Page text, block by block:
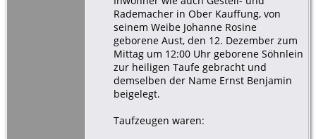
Rademacher in Ober Kauffung, von
seinem Weibe Johanne Rosine
geborene Aust, den 12. Dezember zum
Mittag um 12:00 Uhr geborene Söhnlein
zur heiligen Taufe gebracht und
demselben der Name Ernst Benjamin
beigelegt.
Taufzeugen waren: